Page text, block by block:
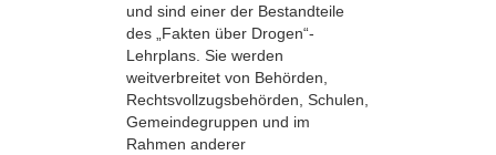
und sind einer der Bestandteile
des „Fakten über Drogen“-
Lehrplans. Sie werden
weitverbreitet von Behörden,
Rechtsvollzugsbehörden, Schulen,
Gemeindegruppen und im
Rahmen anderer